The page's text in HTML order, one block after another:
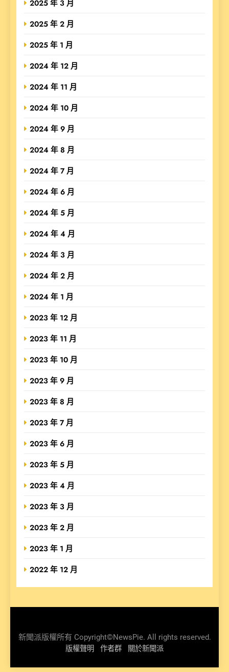
2025 年 3 月
2025 年 2 月
2025 年 1 月
2024 年 12 月
2024 年 11 月
2024 年 10 月
2024 年 9 月
2024 年 8 月
2024 年 7 月
2024 年 6 月
2024 年 5 月
2024 年 4 月
2024 年 3 月
2024 年 2 月
2024 年 1 月
2023 年 12 月
2023 年 11 月
2023 年 10 月
2023 年 9 月
2023 年 8 月
2023 年 7 月
2023 年 6 月
2023 年 5 月
2023 年 4 月
2023 年 3 月
2023 年 2 月
2023 年 1 月
2022 年 12 月
新聞派版權所有 Copyright©NewsPie. All rights reserved.
版權聲明 作者群 關於新聞派